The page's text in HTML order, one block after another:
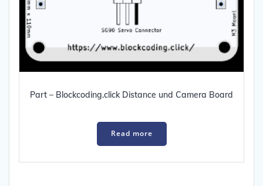
Part – Blockcoding.click Distance und Camera Board
Read more